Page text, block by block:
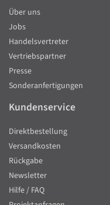
Über uns
Jobs
Handelsvertreter
Vertriebspartner
Presse
Sonderanfertigungen
Kundenservice
Direktbestellung
Versandkosten
Rückgabe
Newsletter
Hilfe / FAQ